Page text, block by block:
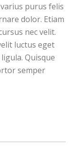
purus felis
dolor. Etiam
nec velit.
luctus eget
Quisque
semper